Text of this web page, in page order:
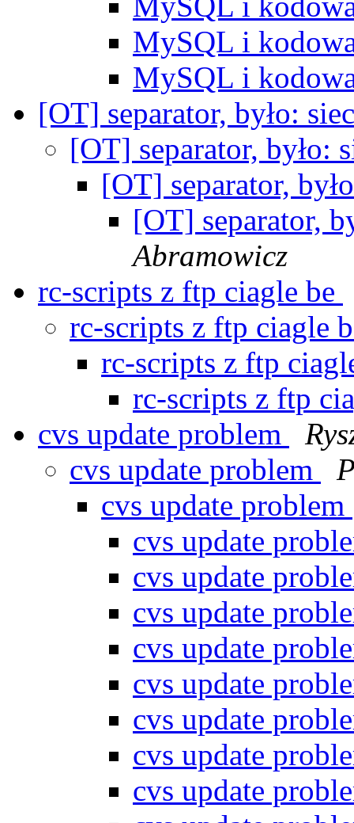
MySQL i
MySQL i
[OT] separator, było:
[OT] separator, było:
[OT] separator,
[OT] separator,
Abramowicz
rc-scripts z ftp ciagle be
rc-scripts z ftp ciagle
rc-scripts z ftp
rc-scripts z ftp
cvs update problem
cvs update problem
cvs update problem
cvs update
cvs update
cvs update
cvs update
cvs update
cvs update
cvs update
cvs update